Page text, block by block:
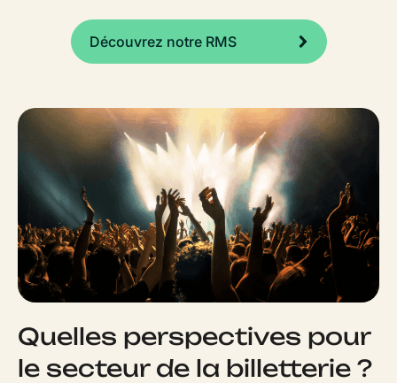
Découvrez notre RMS
Quelles perspectives pour
le secteur de la billetterie ?